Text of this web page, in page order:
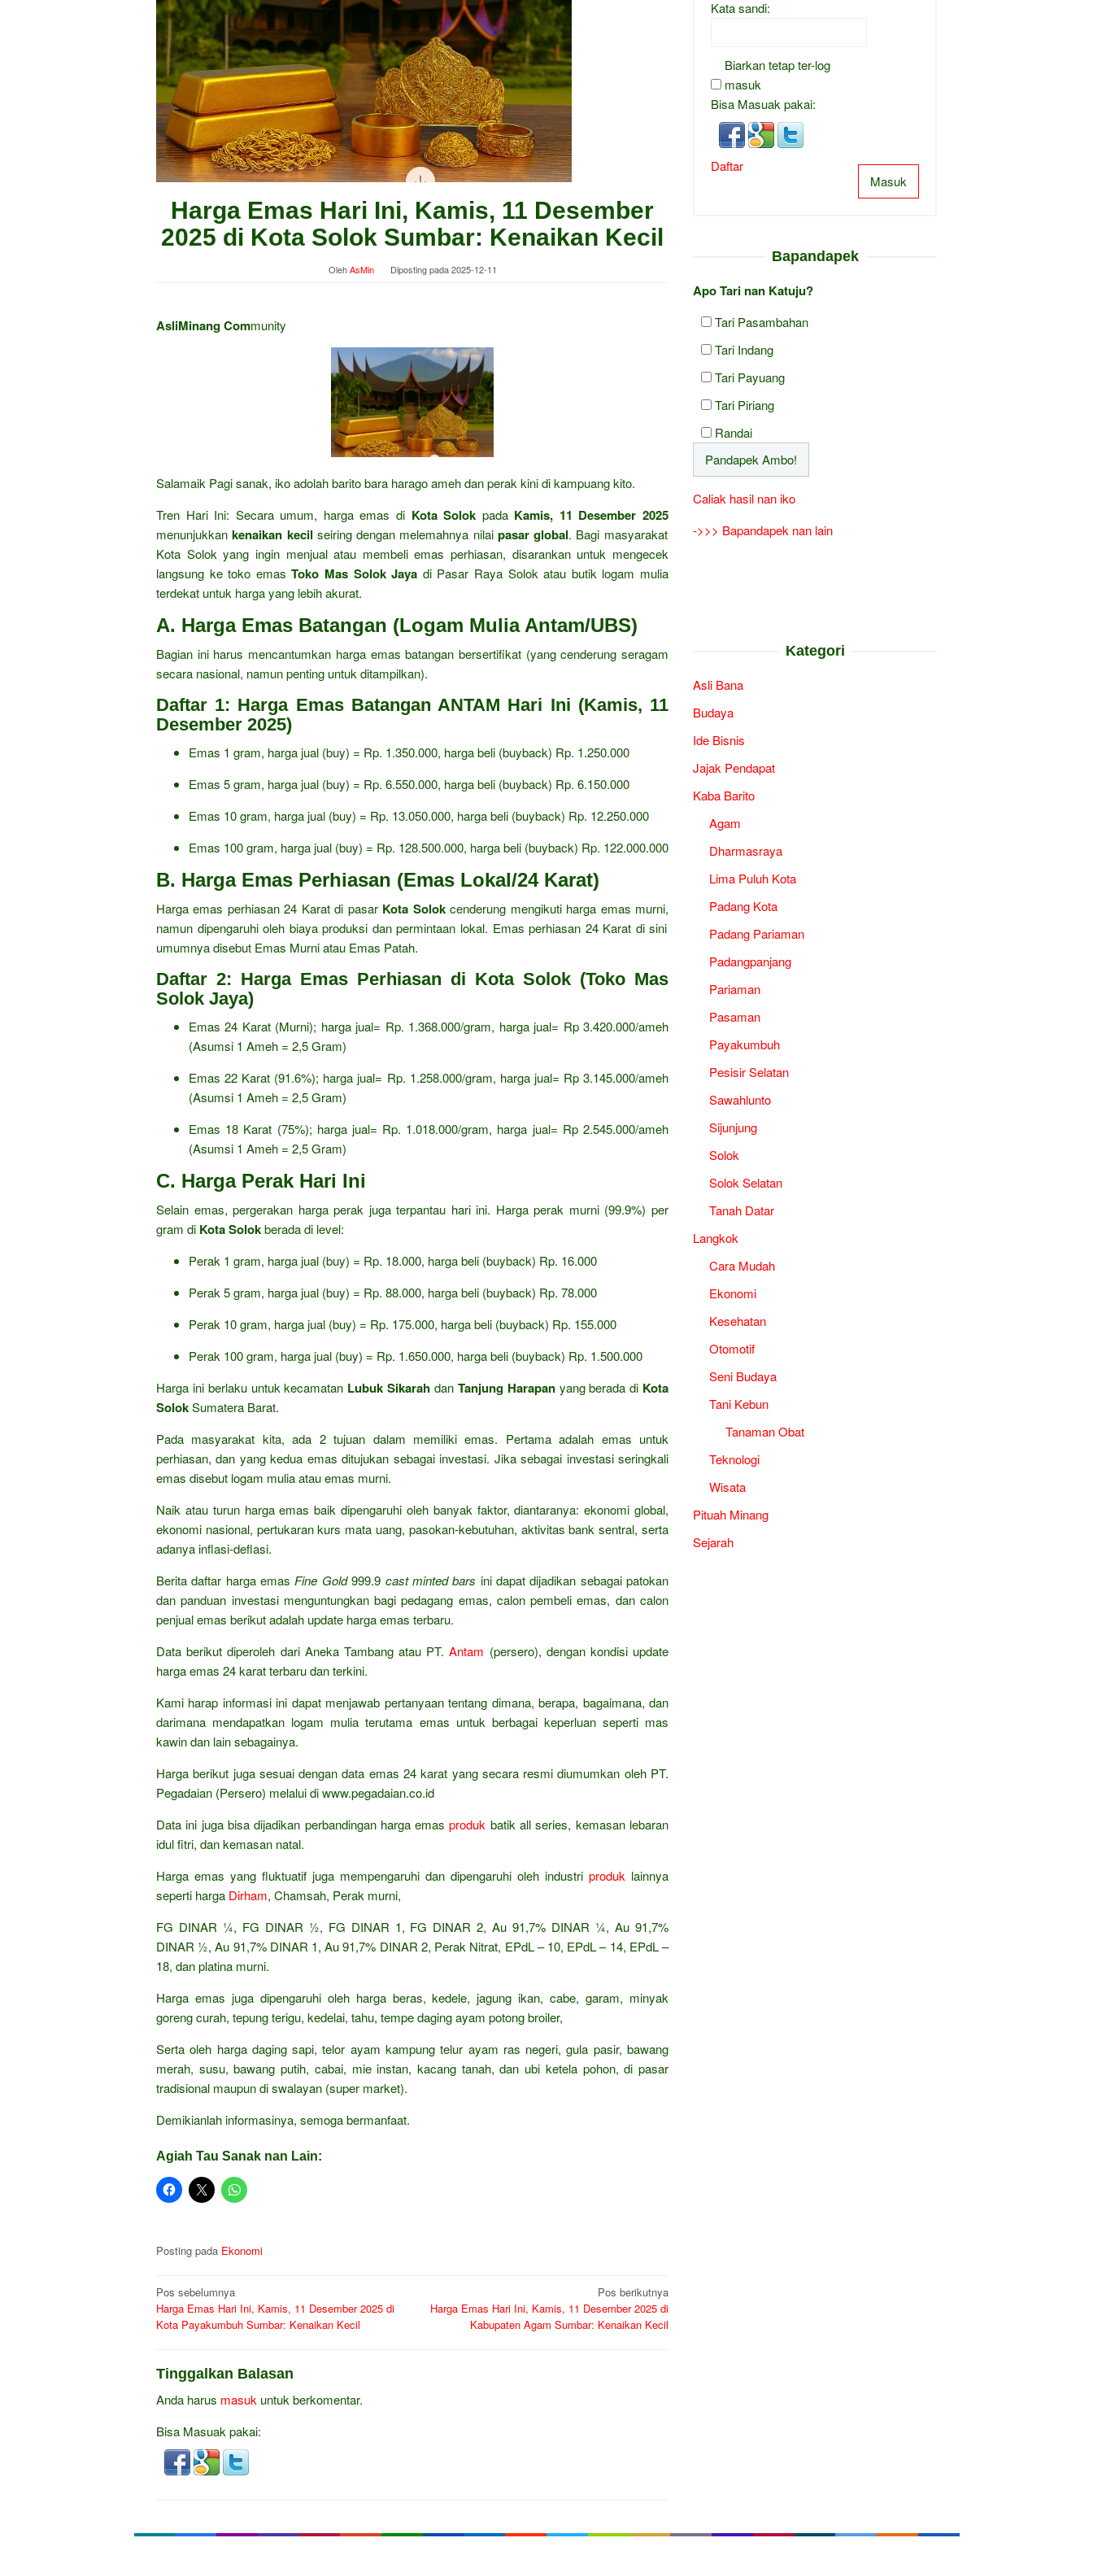
Harga Emas Hari Ini, Kamis, 11 Desember
2025 di Kota Solok Sumbar: Kenaikan Kecil
OlehAsMin Diposting pada2025-12-11
AsliMinang Community
Salamaik Pagi sanak, iko adolah barito bara harago ameh dan perak kini di kampuang kito.
Tren Hari Ini: Secara umum, harga emas di Kota Solok pada Kamis, 11 Desember 2025
menunjukkankenaikan kecil seiring dengan melemahnya nilai pasar global. Bagi masyarakat
Kota Solok yang ingin menjual atau membeli emas perhiasan, disarankan untuk mengecek
langsung ke toko emasToko Mas Solok Jaya di Pasar Raya Solok atau butik logam mulia
terdekat untuk harga yang lebih akurat.
A. Harga Emas Batangan (Logam Mulia Antam/UBS)
Bagian ini harus mencantumkan harga emas batangan bersertifikat (yang cenderung seragam
secara nasional, namun penting untuk ditampilkan).
Daftar 1: Harga Emas Batangan ANTAM Hari Ini (Kamis, 11
Desember 2025)
Emas 1 gram, harga jual (buy) = Rp. 1.350.000, harga beli (buyback) Rp. 1.250.000
Emas 5 gram, harga jual (buy) = Rp. 6.550.000, harga beli (buyback) Rp. 6.150.000
Emas 10 gram, harga jual (buy) = Rp. 13.050.000, harga beli (buyback) Rp. 12.250.000
Emas 100 gram, harga jual (buy) = Rp. 128.500.000, harga beli (buyback) Rp. 122.000.000
B. Harga Emas Perhiasan (Emas Lokal/24 Karat)
Harga emas perhiasan 24 Karat di pasar Kota Solokcenderung mengikuti harga emas murni,
namun dipengaruhi oleh biaya produksi dan permintaan lokal. Emas perhiasan 24 Karat di sini
umumnya disebut Emas Murni atau Emas Patah.
Daftar 2: Harga Emas Perhiasan di Kota Solok (Toko Mas
Solok Jaya)
Emas 24 Karat (Murni); harga jual= Rp. 1.368.000/gram, harga jual= Rp 3.420.000/ameh
(Asumsi 1 Ameh = 2,5 Gram)
Emas 22 Karat (91.6%); harga jual= Rp. 1.258.000/gram, harga jual= Rp 3.145.000/ameh
(Asumsi 1 Ameh = 2,5 Gram)
Emas 18 Karat (75%); harga jual= Rp. 1.018.000/gram, harga jual= Rp 2.545.000/ameh
(Asumsi 1 Ameh = 2,5 Gram)
C. Harga Perak Hari Ini
Selain emas, pergerakan harga perak juga terpantau hari ini. Harga perak murni (99.9%) per
gram di Kota Solokberada di level:
Perak 1 gram, harga jual (buy) = Rp. 18.000, harga beli (buyback) Rp. 16.000
Perak 5 gram, harga jual (buy) = Rp. 88.000, harga beli (buyback) Rp. 78.000
Perak 10 gram, harga jual (buy) = Rp. 175.000, harga beli (buyback) Rp. 155.000
Perak 100 gram, harga jual (buy) = Rp. 1.650.000, harga beli (buyback) Rp. 1.500.000
Harga ini berlaku untuk kecamatan Lubuk Sikarah dan Tanjung Harapanyang berada di Kota
SolokSumatera Barat.
Pada masyarakat kita, ada 2 tujuan dalam memiliki emas. Pertama adalah emas untuk
perhiasan, dan yang kedua emas ditujukan sebagai investasi. Jika sebagai investasi seringkali
emas disebut logam mulia atau emas murni.
Naik atau turun harga emas baik dipengaruhi oleh banyak faktor, diantaranya: ekonomi global,
ekonomi nasional, pertukaran kurs mata uang, pasokan-kebutuhan, aktivitas bank sentral, serta
adanya inflasi-deflasi.
Berita daftar harga emas Fine Gold999.9 cast minted bars ini dapat dijadikan sebagai patokan
dan panduan investasi menguntungkan bagi pedagang emas, calon pembeli emas, dan calon
penjual emas berikut adalah update harga emas terbaru.
Data berikut diperoleh dari Aneka Tambang atau PT.Antam (persero), dengan kondisi update
harga emas 24 karat terbaru dan terkini.
Kami harap informasi ini dapat menjawab pertanyaan tentang dimana, berapa, bagaimana, dan
darimana mendapatkan logam mulia terutama emas untuk berbagai keperluan seperti mas
kawin dan lain sebagainya.
Harga berikut juga sesuai dengan data emas 24 karat yang secara resmi diumumkan oleh PT.
Pegadaian (Persero) melalui di www.pegadaian.co.id
Data ini juga bisa dijadikan perbandingan harga emasproduk batik all series, kemasan lebaran
idul fitri, dan kemasan natal.
Harga emas yang fluktuatif juga mempengaruhi dan dipengaruhi oleh industri produk lainnya
seperti harga Dirham, Chamsah, Perak murni,
FG DINAR ¼, FG DINAR ½, FG DINAR 1, FG DINAR 2, Au 91,7% DINAR ¼, Au 91,7%
DINAR ½, Au 91,7% DINAR 1, Au 91,7% DINAR 2, Perak Nitrat, EPdL – 10, EPdL – 14, EPdL –
18, dan platina murni.
Harga emas juga dipengaruhi oleh harga beras, kedele, jagung ikan, cabe, garam, minyak
goreng curah, tepung terigu, kedelai, tahu, tempe daging ayam potong broiler,
Serta oleh harga daging sapi, telor ayam kampung telur ayam ras negeri, gula pasir, bawang
merah, susu, bawang putih, cabai, mie instan, kacang tanah, dan ubi ketela pohon, di pasar
tradisional maupun di swalayan (super market).
Demikianlah informasinya, semoga bermanfaat.
Agiah Tau Sanak nan Lain:
Posting pada Ekonomi
Navigasi
pos
Pos sebelumnya
Harga Emas Hari Ini, Kamis, 11 Desember 2025 di
Kota Payakumbuh Sumbar: Kenaikan Kecil
Pos berikutnya
Harga Emas Hari Ini, Kamis, 11 Desember 2025 di
Kabupaten Agam Sumbar: Kenaikan Kecil
Tinggalkan Balasan
Anda harus masuk untuk berkomentar.
Bisa Masuak pakai:
Kata sandi:
Biarkan tetap ter-log
masuk
Bisa Masuak pakai:
Masuk
Daftar
Bapandapek
Apo Tari nan Katuju?
Tari Pasambahan
Tari Indang
Tari Payuang
Tari Piriang
Randai
Caliak hasil nan iko
->>> Bapandapek nan lain
Kategori
Asli Bana
Budaya
Ide Bisnis
Jajak Pendapat
Kaba Barito
Agam
Dharmasraya
Lima Puluh Kota
Padang Kota
Padang Pariaman
Padangpanjang
Pariaman
Pasaman
Payakumbuh
Pesisir Selatan
Sawahlunto
Sijunjung
Solok
Solok Selatan
Tanah Datar
Langkok
Cara Mudah
Ekonomi
Kesehatan
Otomotif
Seni Budaya
Tani Kebun
Tanaman Obat
Teknologi
Wisata
Pituah Minang
Sejarah